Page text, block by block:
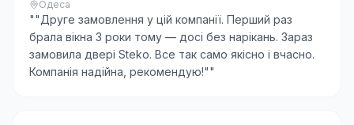
Одеса
""Друге замовлення у цій компанії. Перший раз
брала вікна 3 роки тому — досі без нарікань. Зараз
замовила двері Steko. Все так само якісно і вчасно.
Компанія надійна, рекомендую!""